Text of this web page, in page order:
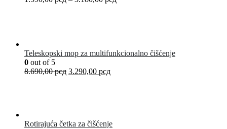
Teleskopski mop za multifunkcionalno čišćenje
0 out of 5
8.690,00рсд 3.290,00 рсд
Rotirajuća četka za čišćenje